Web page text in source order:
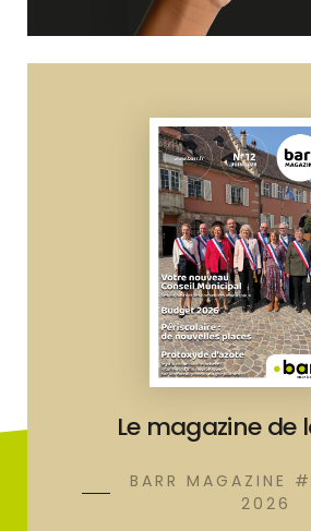
Le magazine de
BARR MAGAZINE
2026